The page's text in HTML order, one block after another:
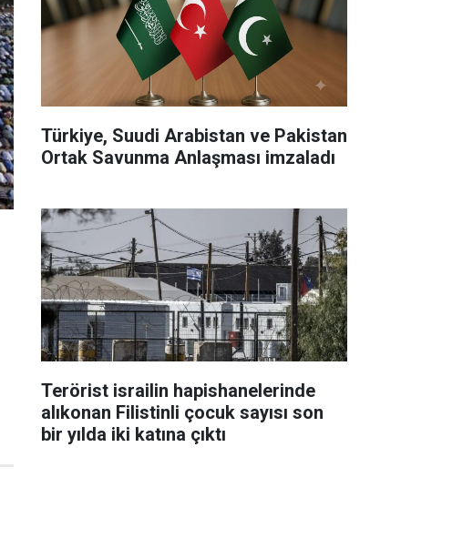
Türkiye, Suudi Arabistan ve Pakistan
Ortak Savunma Anlaşması imzaladı
Terörist israilin hapishanelerinde
alıkonan Filistinli çocuk sayısı son
bir yılda iki katına çıktı